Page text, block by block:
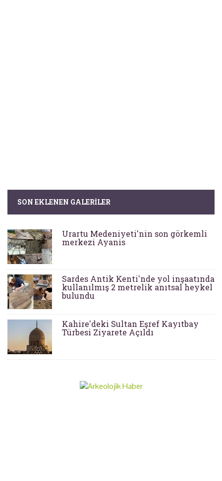
SON EKLENEN GALERILER
Urartu Medeniyeti'nin son görkemli
merkezi Ayanis
Sardes Antik Kenti'nde yol inşaatında
kullanılmış 2 metrelik anıtsal heykel
bulundu
Kahire'deki Sultan Eşref Kayıtbay
Türbesi Ziyarete Açıldı